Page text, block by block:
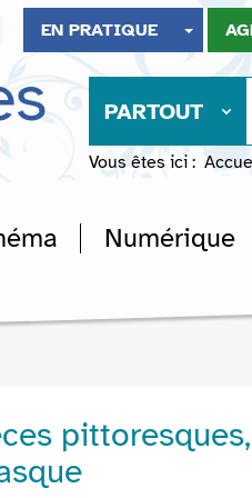
EN PRATIQUE
PARTOUT
Vous êtes ici :
Numérique